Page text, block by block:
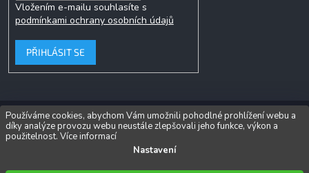
Používáme cookies, abychom Vám umožnili pohodlné prohlížení webu a
díky analýze provozu webu neustále zlepšovali jeho funkce, výkon a
použitelnost. Více informací
Nastavení
Vložením e-mailu souhlasíte s
podmínkami ochrany osobních údajů
PŘIHLÁSIT SE
Copyright 2026Popkornovač.cz®. Všechna práva vyhrazena.Upravit
nastavení cookies